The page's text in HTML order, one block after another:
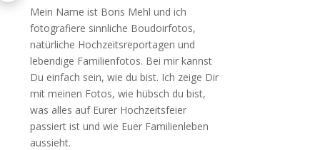
Mein Name ist Boris Mehl und ich
fotografiere sinnliche Boudoirfotos,
natürliche Hochzeitsreportagen und
lebendige Familienfotos. Bei mir kannst
Du einfach sein, wie du bist. Ich zeige Dir
mit meinen Fotos, wie hübsch du bist,
was alles auf Eurer Hochzeitsfeier
passiert ist und wie Euer Familienleben
aussieht.